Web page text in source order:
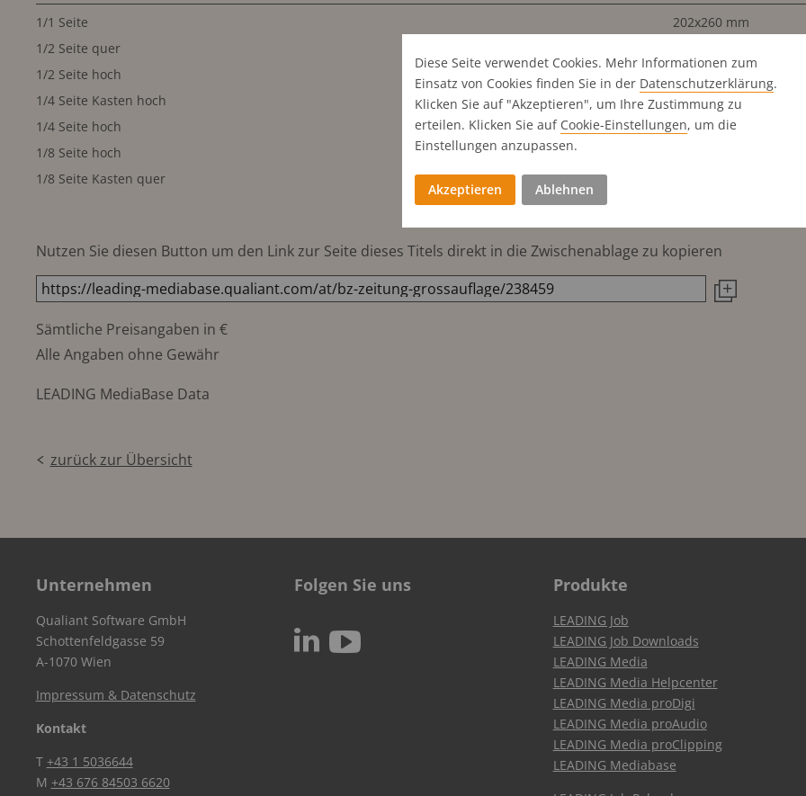
1/1 Seite 202x260 mm
1/2 Seite quer
1/2 Seite hoch
98x260 mm
1/4 Seite Kasten hoch
98x130 mm
1/4 Seite hoch
48x260 mm
1/8 Seite hoch
1/8 Seite Kasten quer
Nutzen Sie diesen Button um den Link zur Seite dieses Titels direkt in die Zwischenablage zu kopieren
Sämtliche Preisangaben in €
Alle Angaben ohne Gewähr
LEADING MediaBase Data
zurück zur Übersicht
Unternehmen
Qualiant Software GmbH
Schottenfeldgasse 59
A-1070 Wien
Impressum & Datenschutz
Kontakt
T +43 1 5036644
M +43 676 84503 6620
Folgen Sie uns
N c
Produkte
LEADING Job
LEADING Job Downloads
LEADING Media
LEADING Media Helpcenter
LEADING Media proDigi
LEADING Media proAudio
LEADING Media proClipping
LEADING Mediabase
Diese Seite verwendet Cookies. Mehr Informationen zum
Einsatz von Cookies finden Sie in der Datenschutz­erklärung.
Klicken Sie auf "Akzeptieren", um Ihre Zustimmung zu
erteilen. Klicken Sie auf Cookie-Einstellungen, um die
Einstellungen anzupassen.
Akzeptieren Ablehnen